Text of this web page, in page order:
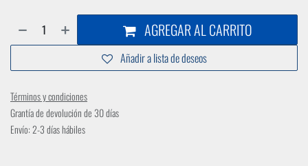
AGREGAR AL CARRITO
Añadir a lista de deseos
Términos y condiciones
Grantía de devolución de 30 días
Envío: 2-3 días hábiles